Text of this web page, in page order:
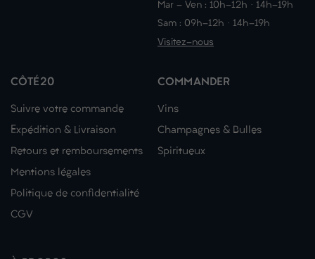
Mar - Ven : 10h-12h · 14h-19h
Sam : 09h-12h · 14h-19h
Visitez-nous
CÔTÉ20
Suivre votre commande
Expédition & Livraison
Retours et remboursements
Mentions légales
Politique de confidentialité
CGV
COMMANDER
Vins
Champagnes & Bulles
Spiritueux